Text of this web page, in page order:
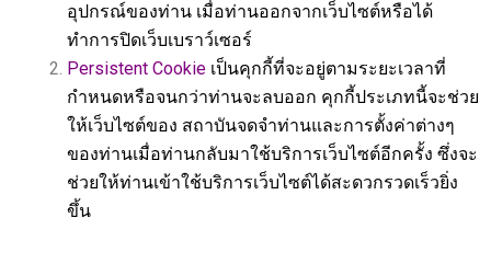
อุปกรณ์ของท่าน เมื่อท่านออกจากเว็บไซต์หรือได้
ทำการปิดเว็บเบราว์เซอร์
Persistent Cookie เป็นคุกกี้ที่จะอยู่ตามระยะเวลาที่
กำหนดหรือจนกว่าท่านจะลบออก คุกกี้ประเภทนี้จะช่วย
ให้เว็บไซต์ของ สถาบันจดจำท่านและการตั้งค่าต่างๆ
ของท่านเมื่อท่านกลับมาใช้บริการเว็บไซต์อีกครั้ง ซึ่งจะ
ช่วยให้ท่านเข้าใช้บริการเว็บไซต์ได้สะดวกรวดเร็วยิ่ง
ขึ้น